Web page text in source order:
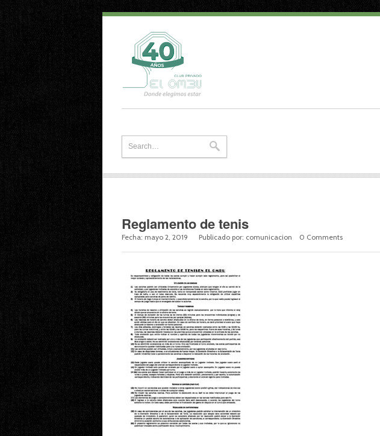
Reglamento de tenis
Fecha: mayo 2, 2019 Publicado por: comunicacion 0 Comments